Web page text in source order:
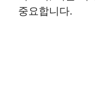
중요합니다.